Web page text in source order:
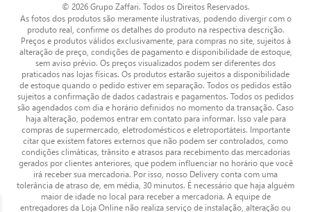
© 2026 Grupo Zaffari. Todos os Direitos Reservados.
As fotos dos produtos são meramente ilustrativas, podendo divergir com o
produto real, confirme os detalhes do produto na respectiva descrição.
Preços e produtos válidos exclusivamente, para compras no site, sujeitos à
alteração de preço, condições de pagamento e disponibilidade de estoque,
sem aviso prévio. Os preços visualizados podem ser diferentes dos
praticados nas lojas físicas. Os produtos estarão sujeitos a disponibilidade
de estoque quando o pedido estiver em separação. Todos os pedidos estão
sujeitos a confirmação de dados cadastrais e pagamentos. Todos os pedidos
são agendados com dia e horário definidos no momento da transação. Caso
haja alteração, podemos entrar em contato para informar. Isso vale para
compras de supermercado, eletrodomésticos e eletroportáteis. Importante
citar que existem fatores externos que não podem ser controlados, como
condições climáticas, trânsito e atrasos para recebimento das mercadorias
gerados por clientes anteriores, que podem influenciar no horário que você
irá receber sua mercadoria. Por isso, nosso Delivery conta com uma
tolerância de atraso de, em média, 30 minutos. É necessário que haja alguém
maior de idade no local para receber a mercadoria. A equipe de
entregadores da Loja Online não realiza serviço de instalação, alteração ou